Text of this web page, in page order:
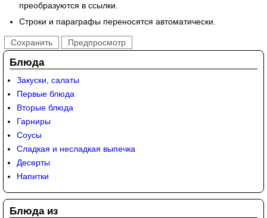
преобразуются в ссылки.
Строки и параграфы переносятся автоматически.
Блюда
Закуски, салаты
Первые блюда
Вторые блюда
Гарниры
Соусы
Сладкая и несладкая выпечка
Десерты
Напитки
Блюда из